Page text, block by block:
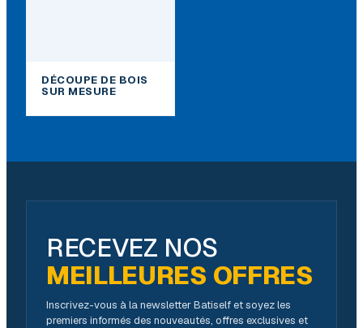
DÉCOUPE DE BOIS
SUR MESURE
RECEVEZ NOS
MEILLEURES OFFRES
Inscrivez-vous à la newsletter Batiself et soyez les
premiers informés des nouveautés, offres exclusives et